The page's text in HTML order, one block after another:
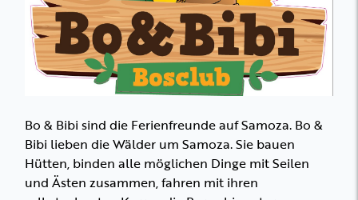
Bo & Bibi sind die Ferienfreunde auf Samoza. Bo &
Bibi lieben die Wälder um Samoza. Sie bauen
Hütten, binden alle möglichen Dinge mit Seilen
und Ästen zusammen, fahren mit ihren